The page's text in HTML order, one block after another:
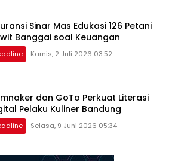
Sinar Mas Edukasi 126 Petani
Banggai soal Keuangan
Kamis, 2 Juli 2026 03:52
dan GoTo Perkuat Literasi
Pelaku Kuliner Bandung
Selasa, 9 Juni 2026 05:34